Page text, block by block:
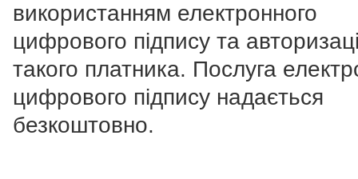
використанням електронного
цифрового підпису та
такого платника. Послуга
цифрового підпису надається
безкоштовно.